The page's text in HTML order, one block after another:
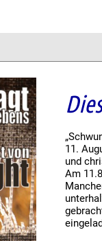
11.
und
Am